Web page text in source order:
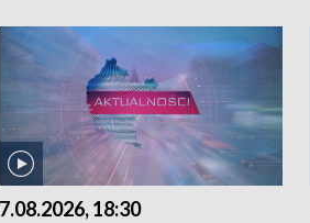
7.08.2026, 18:30